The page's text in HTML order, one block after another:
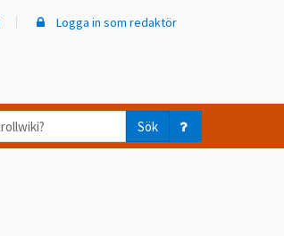
Logga in som redaktör
Sök